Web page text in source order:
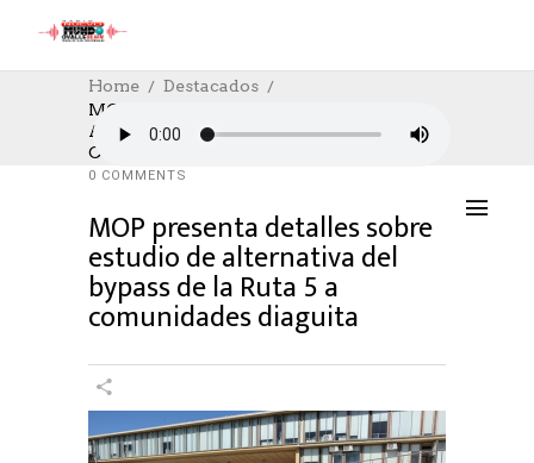
Home
Destacados
MOP Presenta Detalles Sobre Estudio De
Alternativa Del Bypass De La Ruta 5 A
Comunidades Diaguita
DESTACADOS SOCIAL,SOCIAL
15/07/2023
AUTHOR: HECTOR
0 COMMENTS
MOP presenta detalles sobre
estudio de alternativa del
bypass de la Ruta 5 a
comunidades diaguita